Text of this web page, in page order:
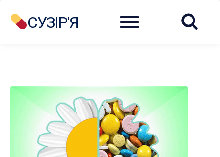
СУЗІР'Я Menu